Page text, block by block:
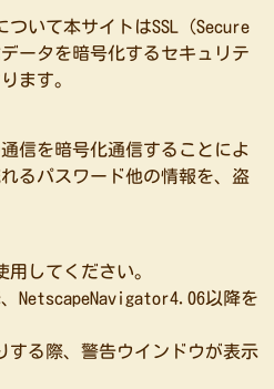
ついて本サイトはSSL（Secure
ータを暗号化するセキュリテ
ます。
信を暗号化通信することによ
るパスワード他の情報を、盗
用してください。
NetscapeNavigator4.06以降を
する際、警告ウインドウが表示